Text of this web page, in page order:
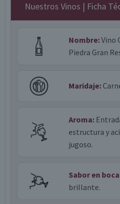
Nuestros Vinos | Ficha
Nombre:Vino
Piedra Gran
Maridaje:
Aroma:
estructura y
jugoso.
Sabor en
brillante.